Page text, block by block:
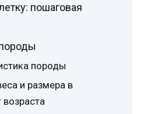
пошаговая
породы
и размера в
возраста